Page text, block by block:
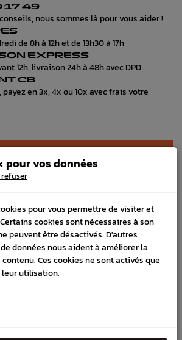
17 49
nous sommes là pour vous aider !
de 8h à 12h et de 13h30 à 17h
EXPRESS
12h, livraison 24h à 48h avec DPD
CB
payez en 3x, 4x ou 10x avec frais votre
pour vos données
pour vous permettre de visiter et
cookies sont nécessaires à son
peuvent être désactivés. D'autres
données nous aident à améliorer la
Ces cookies ne sont activés que
utilisation.